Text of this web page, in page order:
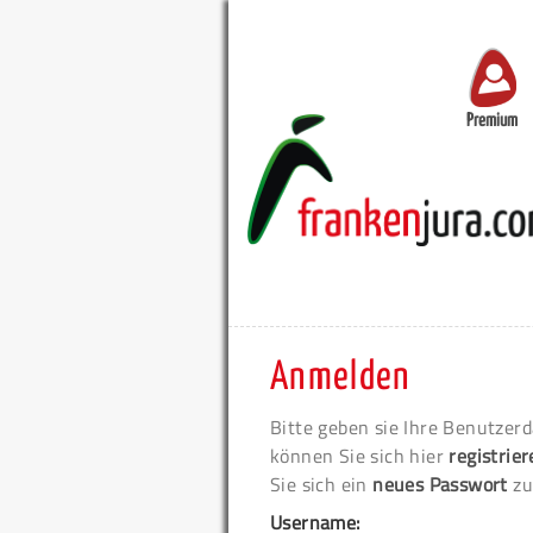
Premium
Anmelden
Bitte geben sie Ihre
können Sie sich hier
Sie sich ein neues Passwort
Username: